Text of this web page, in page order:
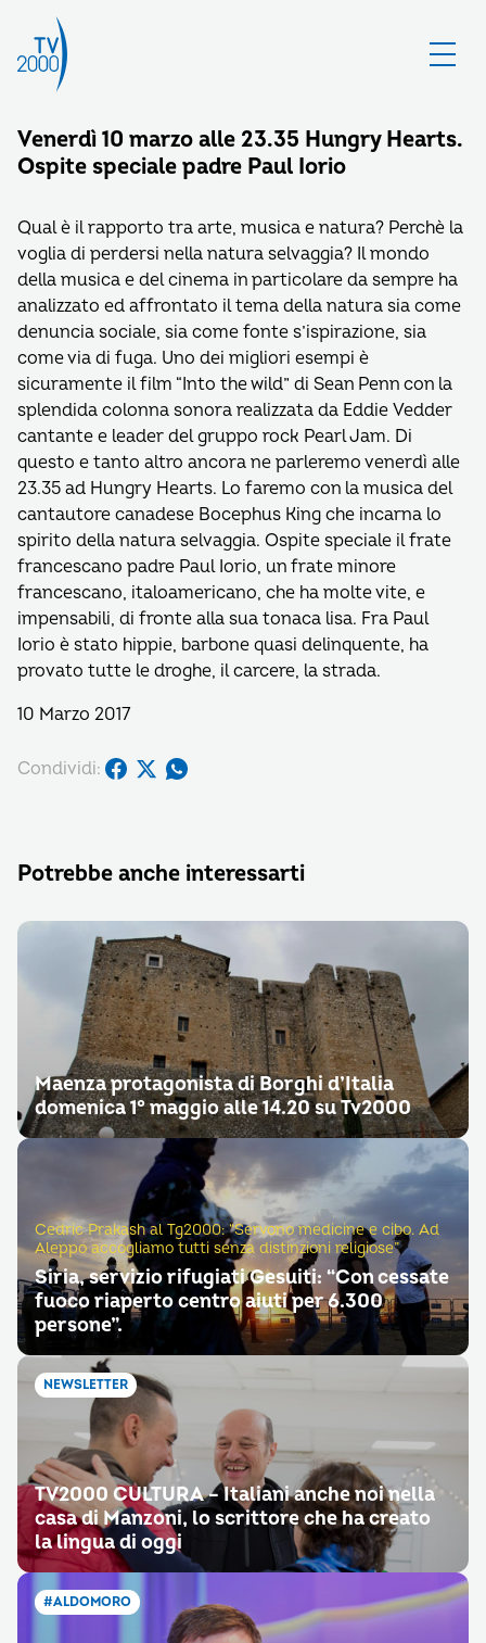
Venerdì 10 marzo alle 23.35 Hungry Hearts.
Ospite speciale padre Paul Iorio
Qual è il rapporto tra arte, musica e natura? Perchè la
voglia di perdersi nella natura selvaggia? Il mondo
della musica e del cinema in particolare da sempre ha
analizzato ed affrontato il tema della natura sia come
denuncia sociale, sia come fonte s’ispirazione, sia
come via di fuga. Uno dei migliori esempi è
sicuramente il film “Into the wild” di Sean Penn con la
splendida colonna sonora realizzata da Eddie Vedder
cantante e leader del gruppo rock Pearl Jam. Di
questo e tanto altro ancora ne parleremo venerdì alle
23.35 ad Hungry Hearts. Lo faremo con la musica del
cantautore canadese Bocephus King che incarna lo
spirito della natura selvaggia. Ospite speciale il frate
francescano padre Paul Iorio, un frate minore
francescano, italoamericano, che ha molte vite, e
impensabili, di fronte alla sua tonaca lisa. Fra Paul
Iorio è stato hippie, barbone quasi delinquente, ha
provato tutte le droghe, il carcere, la strada.
10 Marzo 2017
Condividi:
Potrebbe anche interessarti
Maenza protagonista di Borghi d’Italia
domenica 1° maggio alle 14.20 su Tv2000
Cedric Prakash al Tg2000: “Servono medicine e cibo. Ad
Aleppo accogliamo tutti senza distinzioni religiose”
Siria, servizio rifugiati Gesuiti: “Con cessate
fuoco riaperto centro aiuti per 6.300
persone”.
NEWSLETTER
TV2000 CULTURA – Italiani anche noi nella
casa di Manzoni, lo scrittore che ha creato
la lingua di oggi
#ALDOMORO